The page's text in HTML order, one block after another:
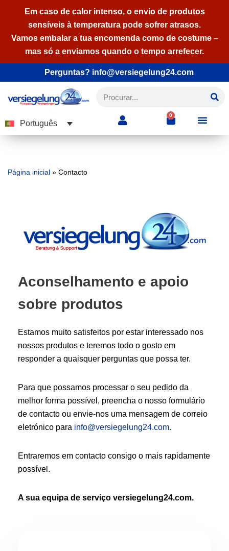
Avançar
para
Em caso de calor intenso, o envio de produtos
sensíveis à temperatura pode sofrer atrasos.
Vamos embalar a tua encomenda como de costume –
mas só a enviamos quando o tempo arrefecer.
Perguntas? info@versiegelung24.com
Português
0
Página inicial » Contacto
Aconselhamento e apoio
sobre produtos
Estamos muito satisfeitos por estar interessado nos
nossos produtos e teremos todo o gosto em
responder a quaisquer perguntas que possa ter.
Para que possamos processar o seu pedido da
melhor forma possível, preencha o nosso formulário
de contacto ou envie-nos uma mensagem de correio
eletrónico para info@versiegelung24.com.
Entraremos em contacto consigo o mais rapidamente
possível.
A sua equipa de serviço versiegelung24.com.